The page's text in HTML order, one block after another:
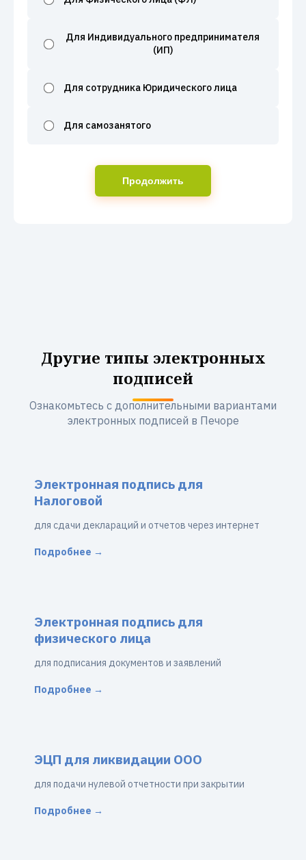
Для Индивидуального предпринимателя
(ИП)
Для сотрудника Юридического лица
Для самозанятого
Продолжить
Другие типы электронных
подписей
Ознакомьтесь с дополнительными вариантами
электронных подписей в Печоре
Электронная подпись для
Налоговой
для сдачи деклараций и отчетов через интернет
Подробнее →
Электронная подпись для
физического лица
для подписания документов и заявлений
Подробнее →
ЭЦП для ликвидации ООО
для подачи нулевой отчетности при закрытии
Подробнее →